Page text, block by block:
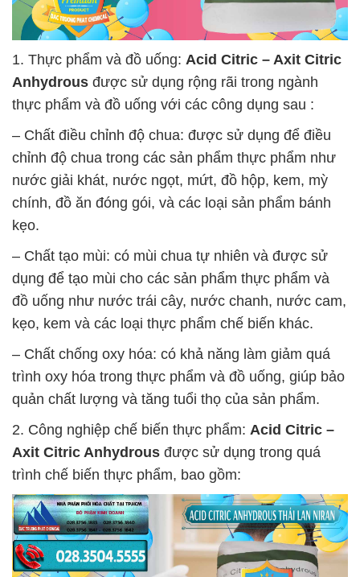
1. Thực phẩm và đồ uống: Acid Citric – Axit Citric
Anhydrous được sử dụng rộng rãi trong ngành
thực phẩm và đồ uống với các công dụng sau :
– Chất điều chỉnh độ chua: được sử dụng để điều
chỉnh độ chua trong các sản phẩm thực phẩm như
nước giải khát, nước ngọt, mứt, đồ hộp, kem, mỳ
chính, đồ ăn đóng gói, và các loại sản phẩm bánh
kẹo.
– Chất tạo mùi: có mùi chua tự nhiên và được sử
dụng để tạo mùi cho các sản phẩm thực phẩm và
đồ uống như nước trái cây, nước chanh, nước cam,
kẹo, kem và các loại thực phẩm chế biến khác.
– Chất chống oxy hóa: có khả năng làm giảm quá
trình oxy hóa trong thực phẩm và đồ uống, giúp bảo
quản chất lượng và tăng tuổi thọ của sản phẩm.
2. Công nghiệp chế biến thực phẩm: Acid Citric –
Axit Citric Anhydrous được sử dụng trong quá
trình chế biến thực phẩm, bao gồm: